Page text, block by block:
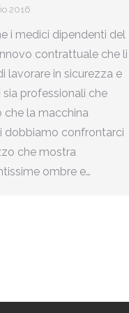
2016
i medici dipendenti del
contrattuale che li
lavorare in sicurezza e
professionali che
che la macchina
dobbiamo confrontarci
che mostra
ombre e…